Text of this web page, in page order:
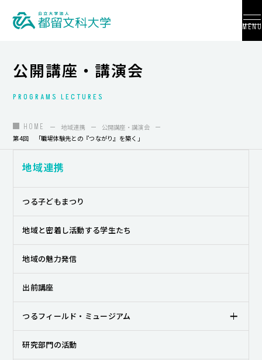
MENU
大学紹介
入試情報
学部・学科・大学院
地域連携
国際交流
教員養成
キャンパスライフ
就職・キャリア支援
公開講座・講演会
PROGRAMS LECTURES
HOME 地域連携
公開講座・講演会
第4回 「職場体験先との『つながり』を築く」
地域連携
つる子どもまつり
地域と密着し活動する学生たち
地域の魅力発信
出前講座
つるフィールド・ミュージアム
研究部門の活動